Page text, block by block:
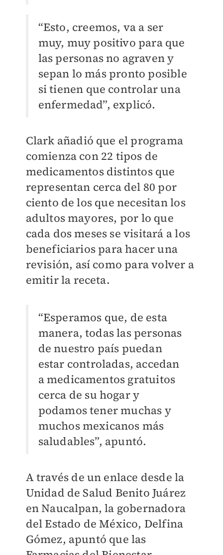
“Esto, creemos, va a ser
muy, muy positivo para que
las personas no agraven y
sepan lo más pronto posible
si tienen que controlar una
enfermedad”, explicó.
Clark añadió que el programa
comienza con 22 tipos de
medicamentos distintos que
representan cerca del 80 por
ciento de los que necesitan los
adultos mayores, por lo que
cada dos meses se visitará a los
beneficiarios para hacer una
revisión, así como para volver a
emitir la receta.
“Esperamos que, de esta
manera, todas las personas
de nuestro país puedan
estar controladas, accedan
a medicamentos gratuitos
cerca de su hogar y
podamos tener muchas y
muchos mexicanos más
saludables”, apuntó.
A través de un enlace desde la
Unidad de Salud Benito Juárez
en Naucalpan, la gobernadora
del Estado de México, Delfina
Gómez, apuntó que las